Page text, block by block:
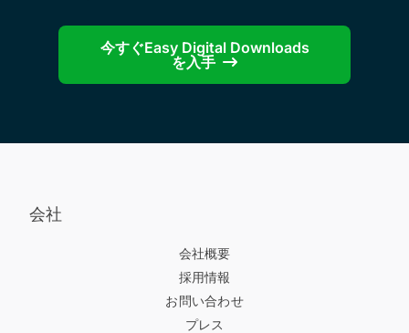
今すぐEasy Digital Downloads
を入手
会社
会社概要
採用情報
お問い合わせ
プレス